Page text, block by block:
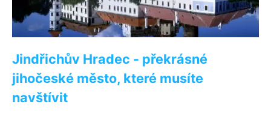
Jindřichův Hradec - překrásné
jihočeské město, které musíte
navštívit